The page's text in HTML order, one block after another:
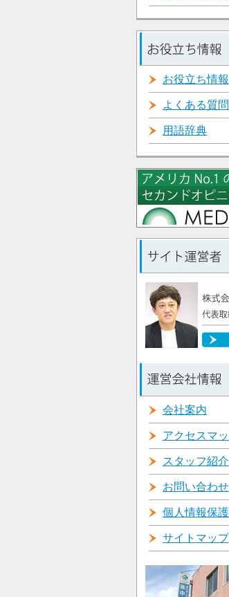
お役立ち情報
よくある質問
用語辞典
会社案内
アクセスマ
スタッフ紹介
お問い合わせ
個人情報保
サイトマップ